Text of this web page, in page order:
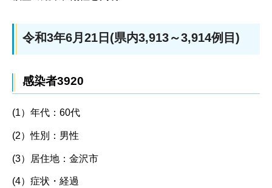
令和3年6月21日(県内3,913～3,914例目)
感染者3920
(1）年代：60代
(2）性別：男性
(3）居住地：金沢市
(4）症状・経過